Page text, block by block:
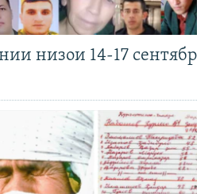
низои 14-17 сентябр